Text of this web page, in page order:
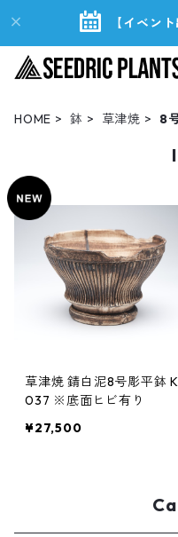
【イベン
HOME 鉢 草津焼 8
草津焼 錆白泥8号彫平鉢 K
037 ※底面ヒビ有り
¥27,500